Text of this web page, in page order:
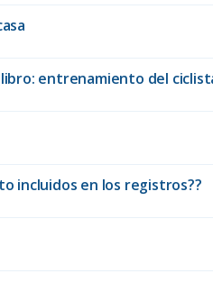
entrenamiento del
incluidos en los registros??